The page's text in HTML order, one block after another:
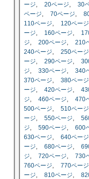
ージ, 20ページ, 30
ページ, 70ページ,
110ページ, 120ページ
ージ, 160ページ,
ジ, 200ページ, 210
240ページ, 250ページ
ージ, 290ページ,
ジ, 330ページ, 340
370ページ, 380ページ
ージ, 420ページ,
ジ, 460ページ, 470
500ページ, 510ページ
ージ, 550ページ,
ジ, 590ページ, 600
630ページ, 640ページ
ージ, 680ページ,
ジ, 720ページ, 730
760ページ, 770ページ
ージ, 810ページ,